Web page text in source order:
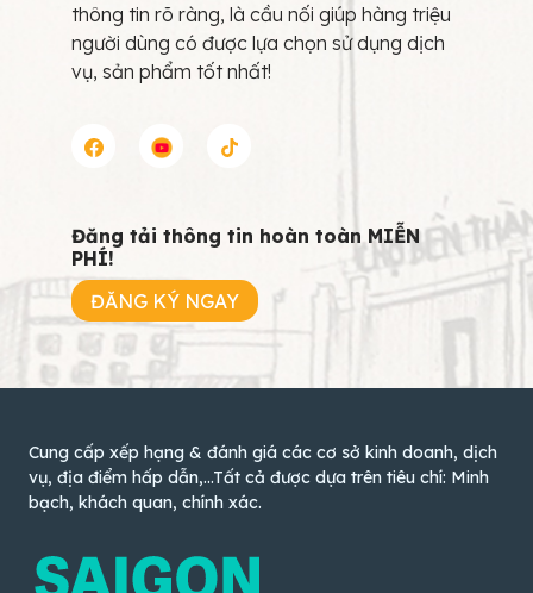
thông tin rõ ràng, là cầu nối giúp hàng triệu
người dùng có được lựa chọn sử dụng dịch
vụ, sản phẩm tốt nhất!
Đăng tải thông tin hoàn toàn MIỄN
PHÍ!
ĐĂNG KÝ NGAY
Cung cấp xếp hạng & đánh giá các cơ sở kinh doanh, dịch
vụ, địa điểm hấp dẫn,...Tất cả được dựa trên tiêu chí: Minh
bạch, khách quan, chính xác.